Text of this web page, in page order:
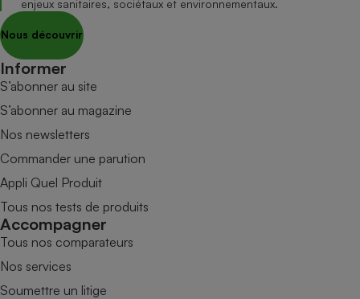
enjeux sanitaires, sociétaux et environnementaux.
Nous découvrir
Informer
S’abonner au site
S’abonner au magazine
Nos newsletters
Commander une parution
Appli Quel Produit
Tous nos tests de produits
Accompagner
Tous nos comparateurs
Nos services
Soumettre un litige